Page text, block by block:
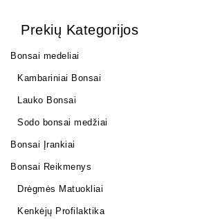
Prekių Kategorijos
Bonsai medeliai
Kambariniai Bonsai
Lauko Bonsai
Sodo bonsai medžiai
Bonsai Įrankiai
Bonsai Reikmenys
Drėgmės Matuokliai
Kenkėjų Profilaktika